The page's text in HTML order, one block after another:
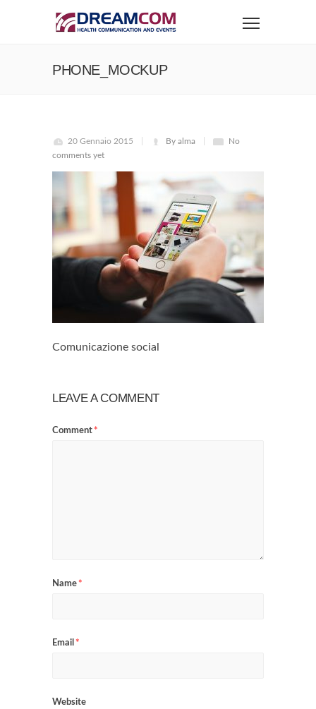
PHONE_MOCKUP
20 Gennaio 2015 By alma
No
comments yet
Comunicazione social
LEAVE A COMMENT
Comment*
Name*
Email *
Website